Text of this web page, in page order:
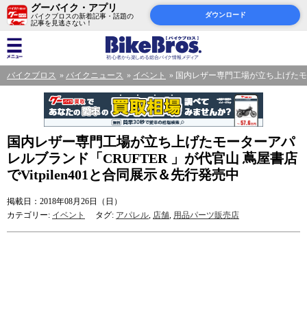
グーバイク・アプリ
バイクブロスの新着記事・話題の
記事を見逃さない！
ダウンロード
バイクブロス バイクニュース イベント 国内レザー専門工場が立ち上げた
国内レザー専門工場が立ち上げたモーターアパ
レルブランド「CRUFTER 」が代官山 蔦屋書店
でVitpilen401と合同展示＆先行発売中
掲載日：2018年08月26日（日）
カテゴリー: イベント タグ: アパレル, 店舗, 用品パーツ販売店